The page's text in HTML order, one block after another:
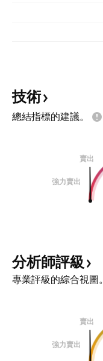
技術
總結指標的建議。
賣出
強力賣出
分析師評級
專業評級的綜合視圖。
賣出
強力賣出